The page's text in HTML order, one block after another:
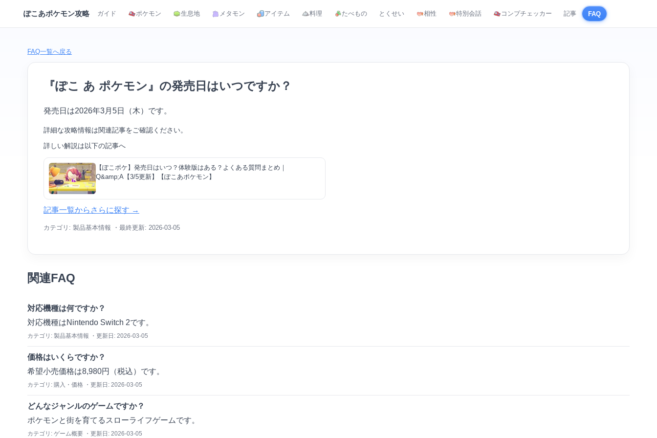
ぽこあポケモン攻略 ガイド ポケモン 生息地 メタモン アイテム 料理 たべもの とくせい 相性 特別会話 コンプチェッカー 記事 FAQ
FAQ一覧へ戻る
『ぽこ あ ポケモン』の発売日はいつですか？
発売日は2026年3月5日（木）です。
詳細な攻略情報は関連記事をご確認ください。
詳しい解説は以下の記事へ
【ぽこポケ】発売日はいつ？体験版はある？よくある質問まとめ｜
Q&amp;A【3/5更新】【ぽこあポケモン】
記事一覧からさらに探す →
カテゴリ: 製品基本情報 ・最終更新: 2026-03-05
関連FAQ
対応機種は何ですか？
対応機種はNintendo Switch 2です。
カテゴリ: 製品基本情報 ・更新日: 2026-03-05
価格はいくらですか？
希望小売価格は8,980円（税込）です。
カテゴリ: 購入・価格 ・更新日: 2026-03-05
どんなジャンルのゲームですか？
ポケモンと街を育てるスローライフゲームです。
カテゴリ: ゲーム概要 ・更新日: 2026-03-05